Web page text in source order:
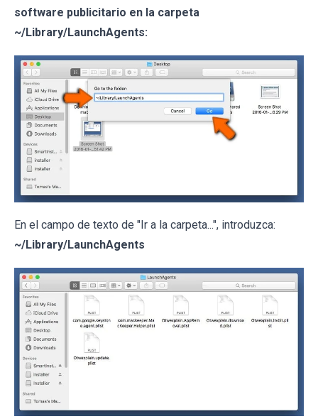
software publicitario en la carpeta
~/Library/LaunchAgents:
En el campo de texto de "Ir a la carpeta...", introduzca:
~/Library/LaunchAgents